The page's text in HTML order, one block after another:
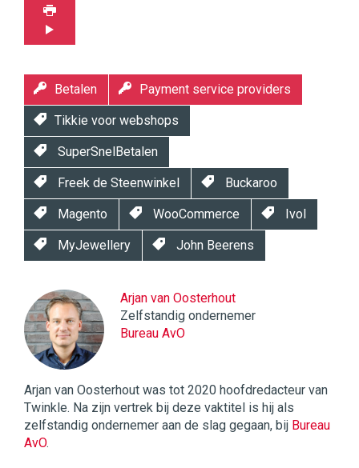
Betalen Payment service providers
Tikkie voor webshops
SuperSnelBetalen
Freek de Steenwinkel Buckaroo
Magento WooCommerce Ivol
MyJewellery John Beerens
Arjan van Oosterhout
Zelfstandig ondernemer
Bureau AvO
Arjan van Oosterhout was tot 2020 hoofdredacteur van
Twinkle. Na zijn vertrek bij deze vaktitel is hij als
zelfstandig ondernemer aan de slag gegaan, bij Bureau
AvO.